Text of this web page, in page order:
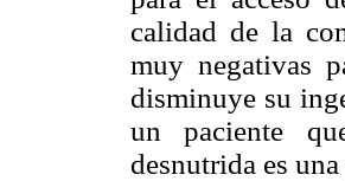
calidad de la
muy negativas
disminuye su
un paciente
desnutrida es